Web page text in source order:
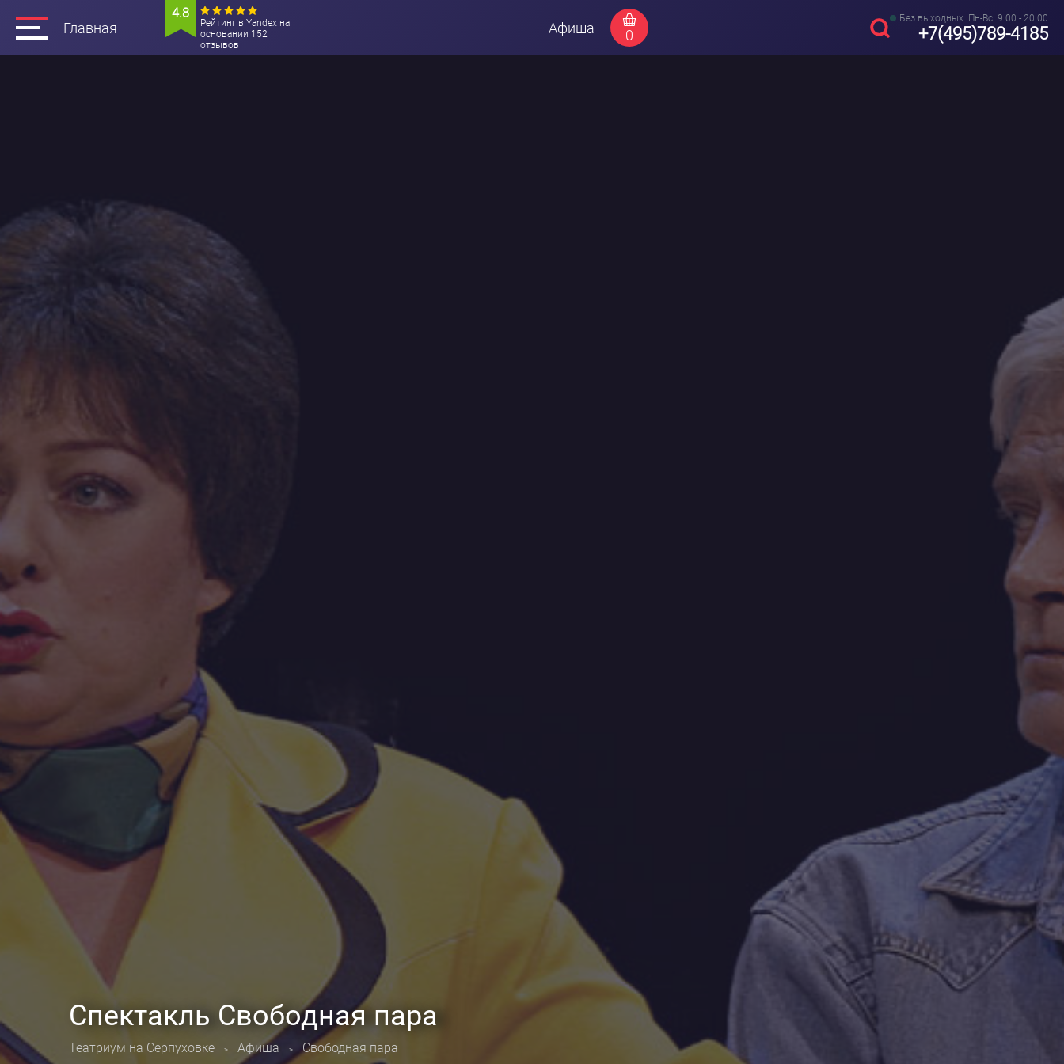
Главная
4.8
Рейтинг в Yandex на
основании 152
отзывов
Афиша 0
Без выходных: Пн-Вс: 9:00 - 20:00
+7(495)789-4185
Спектакль Свободная пара
Театриум на Серпуховке > Афиша > Свободная пара